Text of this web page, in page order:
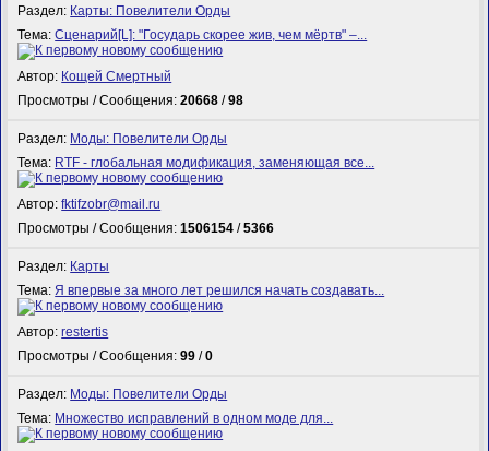
Раздел: Карты: Повелители Орды
Тема:Сценарий[L]: "Государь скорее жив, чем мёртв" –...
Автор: Кощей Смертный
Просмотры / Сообщения:20668 /98
Раздел: Моды: Повелители Орды
Тема: RTF - глобальная модификация, заменяющая все...
Автор:fktifzobr@mail.ru
Просмотры / Сообщения:1506154 /5366
Раздел: Карты
Тема:Я впервые за много лет решился начать создавать...
Автор:restertis
Просмотры / Сообщения:99 /0
Раздел: Моды: Повелители Орды
Тема: Множество исправлений в одном моде для...